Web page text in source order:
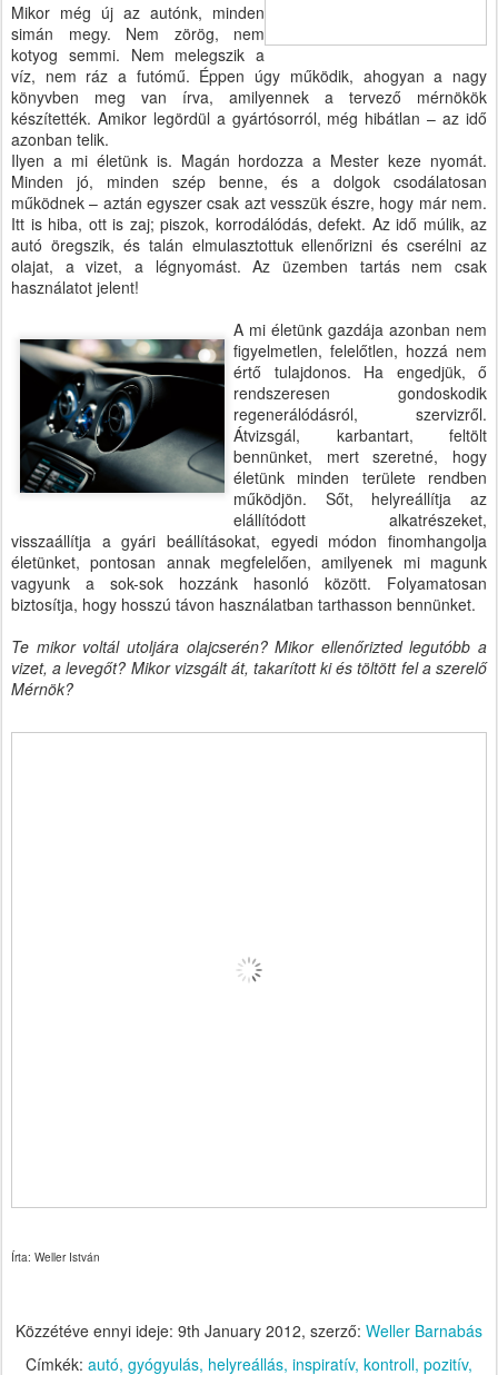
Mikor még új az autónk, minden
simán megy. Nem zörög, nem
kotyog semmi. Nem melegszik a
víz, nem ráz a futómű. Éppen úgy működik, ahogyan a nagy
könyvben meg van írva, amilyennek a tervező mérnökök
készítették. Amikor legördül a gyártósorról, még hibátlan – az idő
azonban telik.
Ilyen a mi életünk is. Magán hordozza a Mester keze nyomát.
Minden jó, minden szép benne, és a dolgok csodálatosan
működnek – aztán egyszer csak azt vesszük észre, hogy már nem.
Itt is hiba, ott is zaj; piszok, korrodálódás, defekt. Az idő múlik, az
autó öregszik, és talán elmulasztottuk ellenőrizni és cserélni az
olajat, a vizet, a légnyomást. Az üzemben tartás nem csak
használatot jelent!
A mi életünk gazdája azonban nem
figyelmetlen, felelőtlen, hozzá nem
értő tulajdonos. Ha engedjük, ő
rendszeresen gondoskodik
regenerálódásról, szervizről.
Átvizsgál, karbantart, feltölt
bennünket, mert szeretné, hogy
életünk minden területe rendben
működjön. Sőt, helyreállítja az
elállítódott alkatrészeket,
visszaállítja a gyári beállításokat, egyedi módon finomhangolja
életünket, pontosan annak megfelelően, amilyenek mi magunk
vagyunk a sok-sok hozzánk hasonló között. Folyamatosan
biztosítja, hogy hosszú távon használatban tarthasson bennünket.
Te mikor voltál utoljára olajcserén? Mikor ellenőrizted legutóbb a
vizet, a levegőt? Mikor vizsgált át, takarított ki és töltött fel a szerelő
Mérnök?
Írta: Weller István
Közzétéve ennyi ideje: 9th January 2012, szerző: Weller Barnabás
Címkék: autó gyógyulás helyreállás inspiratív kontroll pozitív